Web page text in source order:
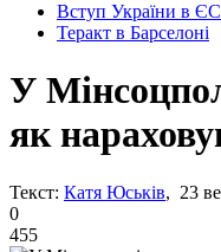
Вступ України в ЄС
Теракт в Барселоні
У
як
Текст: Катя Юськів, 23
0
455